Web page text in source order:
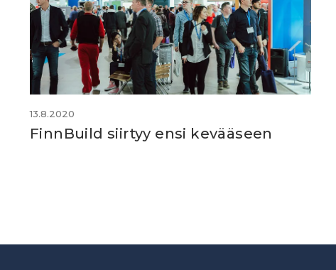
13.8.2020
FinnBuild siirtyy ensi kevääseen